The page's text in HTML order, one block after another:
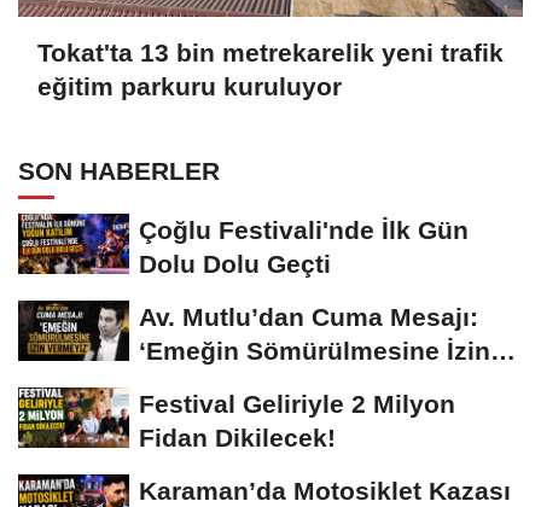
Tokat'ta 13 bin metrekarelik yeni trafik
eğitim parkuru kuruluyor
SON HABERLER
Çoğlu Festivali'nde İlk Gün
Dolu Dolu Geçti
Av. Mutlu’dan Cuma Mesajı:
‘Emeğin Sömürülmesine İzin
Festival Geliriyle 2 Milyon
Fidan Dikilecek!
Karaman’da Motosiklet Kazası